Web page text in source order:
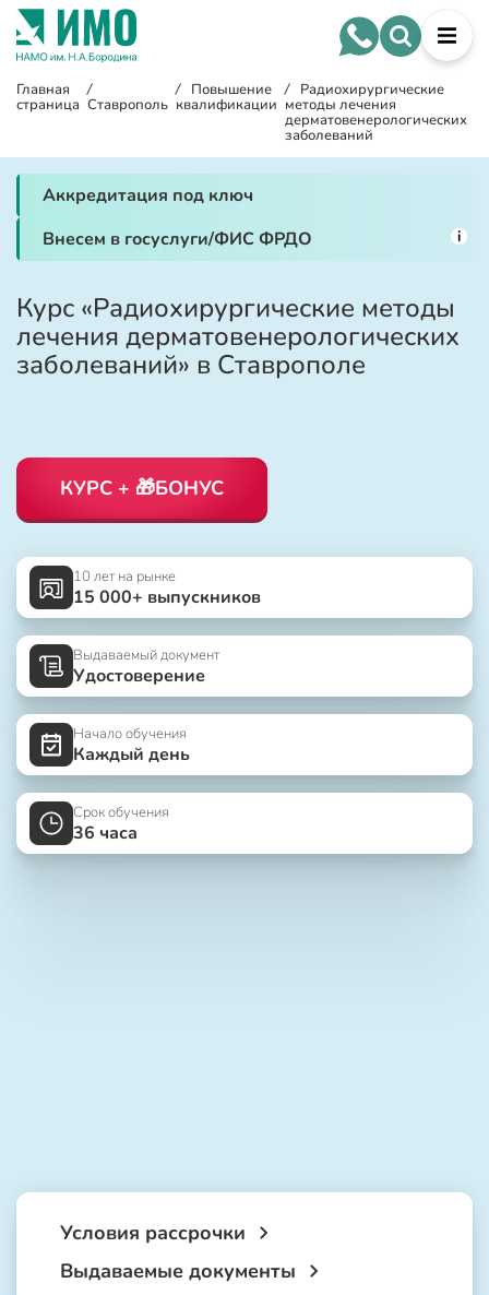
Главная
страница
/
Ставрополь
/ Повышение
квалификации
/ Радиохирургические
методы лечения
дерматовенерологических
заболеваний
Аккредитация под ключ
Внесем в госуслуги/ФИС ФРДО
i
Курс «Радиохирургические методы
лечения дерматовенерологических
заболеваний» в Ставрополе
КУРС + 🎁БОНУС
10 лет на рынке
15 000+ выпускников
Выдаваемый документ
Удостоверение
Начало обучения
Каждый день
Срок обучения
36 часа
Условия рассрочки
Выдаваемые документы